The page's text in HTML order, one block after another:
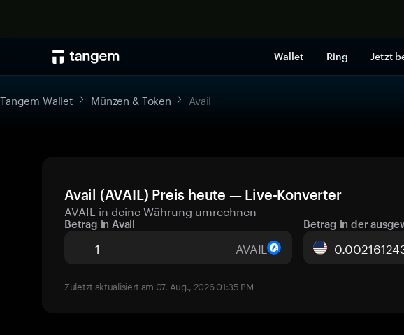
Wallet Ring Jetzt
Tangem Wallet Münzen & Token Avail
Avail (AVAIL) Preis heute — Live-Konverter
AVAIL in deine Währung umrechnen
Betrag in Avail
AVAIL
Betrag in der
Zuletzt aktualisiert am 07. Aug., 2026 01:35 PM